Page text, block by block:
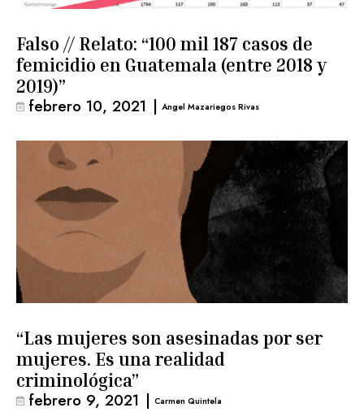
Falso // Relato: “100 mil 187 casos de
femicidio en Guatemala (entre 2018 y
2019)”
febrero 10, 2021 | Angel Mazariegos Rivas
“Las mujeres son asesinadas por ser
mujeres. Es una realidad
criminológica”
febrero 9, 2021 | Carmen Quintela